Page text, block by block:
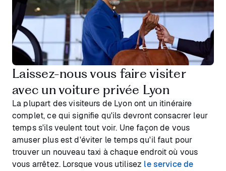
Laissez-nous vous faire visiter
avec un voiture privée Lyon
La plupart des visiteurs de Lyon ont un itinéraire
complet, ce qui signifie qu'ils devront consacrer leur
temps s'ils veulent tout voir. Une façon de vous
amuser plus est d'éviter le temps qu'il faut pour
trouver un nouveau taxi à chaque endroit où vous
vous arrêtez. Lorsque vous utilisez le service de